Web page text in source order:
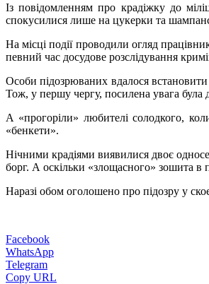
Із повідомленням про крадіжку до
спокусилися лише на цукерки та
На місці події проводили огляд
певний час досудове розслідування
Особи підозрюваних вдалося
Тож, у першу чергу, посилена увага була
А «прогоріли» любителі солодкого,
«бенкети».
Нічними крадіями виявилися двоє
борг. А оскільки «злощасного» зошита
Наразі обом оголошено про підозру у
Facebook
WhatsApp
Telegram
Copy URL